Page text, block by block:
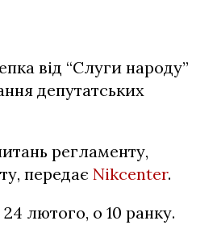
від “Слуги народу”
депутатських
регламенту,
передає Nikcenter.
лютого, о 10 ранку.